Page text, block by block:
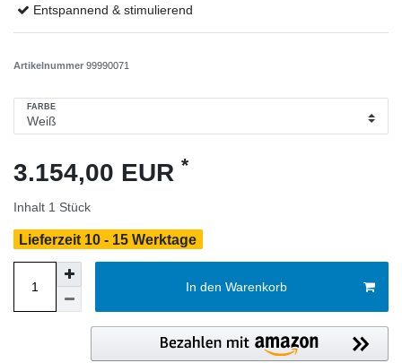
Entspannend & stimulierend
Artikelnummer 99990071
FARBE
3.154,00 EUR *
Inhalt 1 Stück
Lieferzeit 10 - 15 Werktage
In den Warenkorb